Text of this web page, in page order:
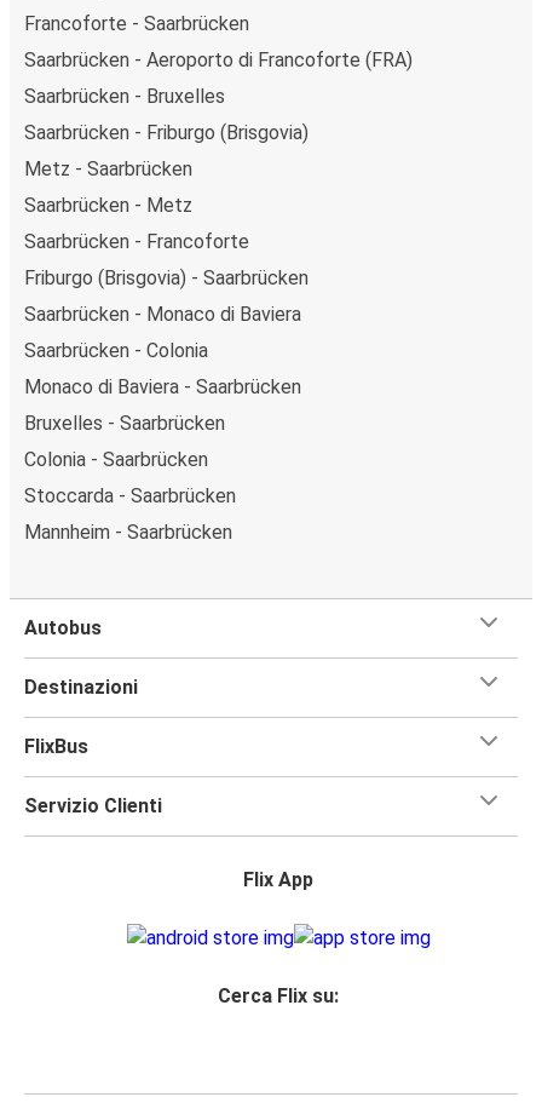
Francoforte - Saarbrücken
Saarbrücken - Aeroporto di Francoforte (FRA)
Saarbrücken - Bruxelles
Saarbrücken - Friburgo (Brisgovia)
Metz - Saarbrücken
Saarbrücken - Metz
Saarbrücken - Francoforte
Friburgo (Brisgovia) - Saarbrücken
Saarbrücken - Monaco di Baviera
Saarbrücken - Colonia
Monaco di Baviera - Saarbrücken
Bruxelles - Saarbrücken
Colonia - Saarbrücken
Stoccarda - Saarbrücken
Mannheim - Saarbrücken
Autobus
Destinazioni
FlixBus
Servizio Clienti
Flix App
Cerca Flix su: